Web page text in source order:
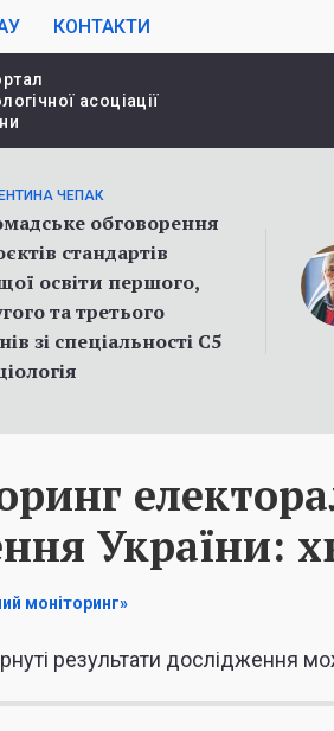
КОНТАКТИ
асоціації
ЧЕПАК
обговорення
стандартів
освіти першого,
та третього
зі спеціальності С5
України:
моніторинг»
результати дослідження